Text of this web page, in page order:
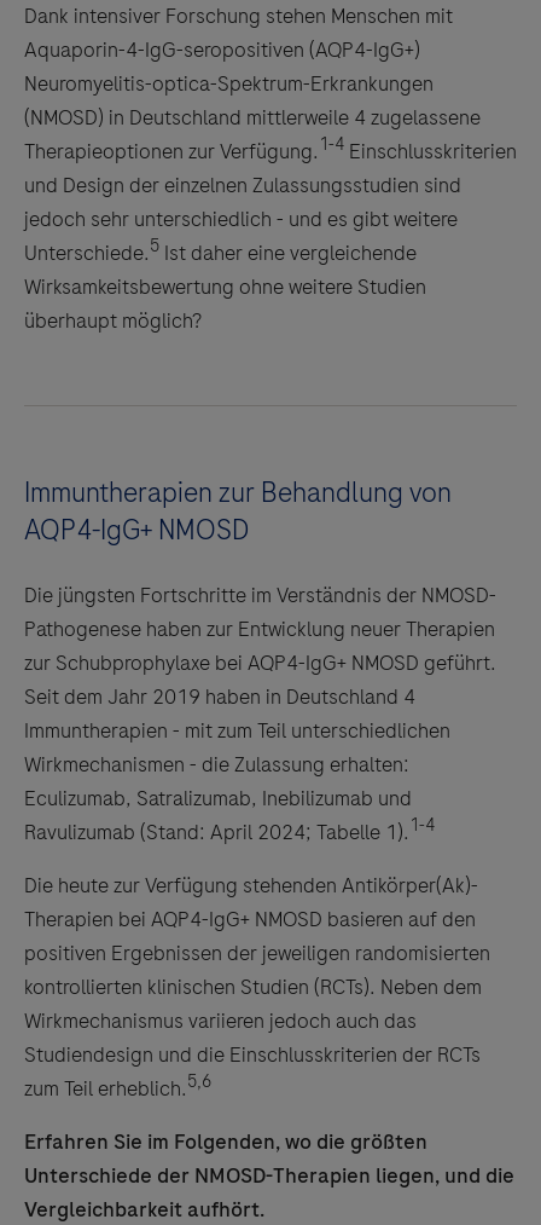
Dank intensiver Forschung stehen Menschen mit
Aquaporin-4-IgG-seropositiven (AQP4-IgG+)
Neuromyelitis-optica-Spektrum-Erkrankungen
(NMOSD) in Deutschland mittlerweile 4 zugelassene
Therapieoptionen zur Verfügung. 1-4 Einschlusskriterien
und Design der einzelnen Zulassungsstudien sind
jedoch sehr unterschiedlich - und es gibt weitere
Unterschiede.5 Ist daher eine vergleichende
Wirksamkeitsbewertung ohne weitere Studien
überhaupt möglich?
Immuntherapien zur Behandlung von
AQP4-IgG+ NMOSD
Die jüngsten Fortschritte im Verständnis der NMOSD-
Pathogenese haben zur Entwicklung neuer Therapien
zur Schubprophylaxe bei AQP4-IgG+ NMOSD geführt.
Seit dem Jahr 2019 haben in Deutschland 4
Immuntherapien - mit zum Teil unterschiedlichen
Wirkmechanismen - die Zulassung erhalten:
Eculizumab, Satralizumab, Inebilizumab und
Ravulizumab (Stand: April 2024; Tabelle 1). 1-4
Die heute zur Verfügung stehenden Antikörper(Ak)-
Therapien bei AQP4-IgG+ NMOSD basieren auf den
positiven Ergebnissen der jeweiligen randomisierten
kontrollierten klinischen Studien (RCTs). Neben dem
Wirkmechanismus variieren jedoch auch das
Studiendesign und die Einschlusskriterien der RCTs
zum Teil erheblich.5,6
Erfahren Sie im Folgenden, wo die größten
Unterschiede der NMOSD-Therapien liegen, und die
Vergleichbarkeit aufhört.